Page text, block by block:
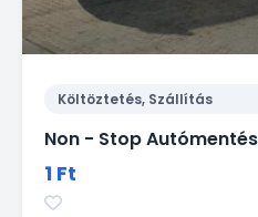
Költöztetés, Szállítás
1 Ft